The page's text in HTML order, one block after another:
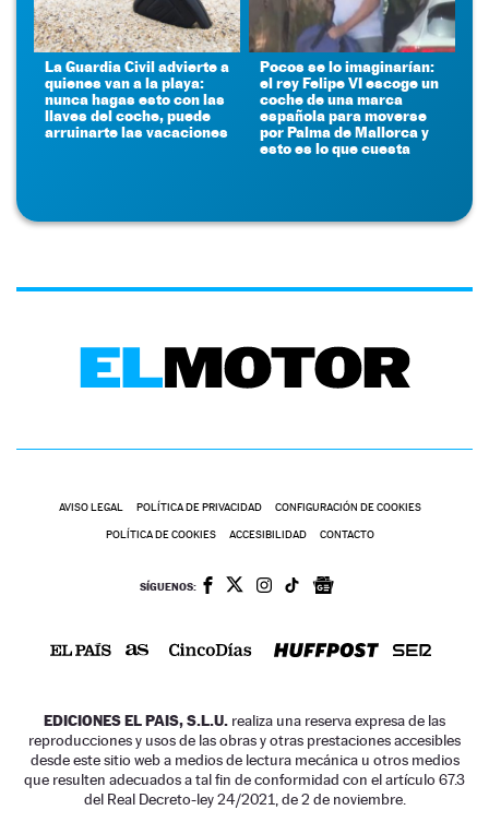
La Guardia Civil advierte a
quienes van a la playa:
nunca hagas esto con las
llaves del coche, puede
arruinarte las vacaciones
Pocos se lo imaginarían:
el rey Felipe VI escoge un
coche de una marca
española para moverse
por Palma de Mallorca y
esto es lo que cuesta
AVISO LEGAL POLÍTICA DE PRIVACIDAD CONFIGURACIÓN DE COOKIES
POLÍTICA DE COOKIES ACCESIBILIDAD CONTACTO
SÍGUENOS:
EDICIONES EL PAIS, S.L.U. realiza una reserva expresa de las
reproducciones y usos de las obras y otras prestaciones accesibles
desde este sitio web a medios de lectura mecánica u otros medios
que resulten adecuados a tal fin de conformidad con el artículo 67.3
del Real Decreto-ley 24/2021, de 2 de noviembre.